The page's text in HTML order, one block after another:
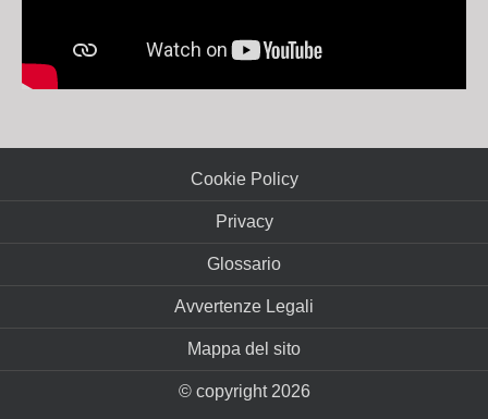
Cookie Policy
Privacy
Glossario
Avvertenze Legali
Mappa del sito
© copyright 2026